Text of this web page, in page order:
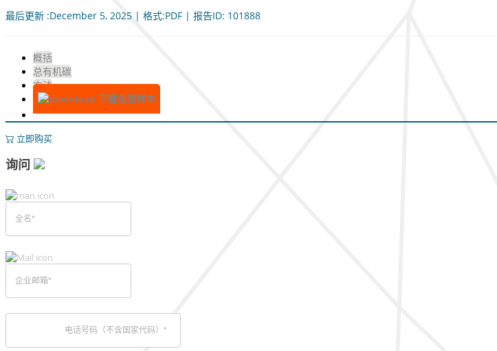
最后更新 :December 5, 2025 | 格式:PDF | 报告ID: 101888
概括
总有机碳
方法
下载免费样本
立即购买
询问